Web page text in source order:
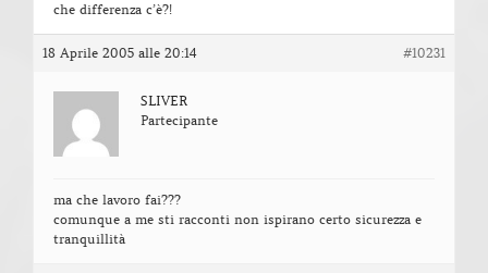
che differenza c’è?!
18 Aprile 2005 alle 20:14 #10231
SLIVER
Partecipante
ma che lavoro fai???
comunque a me sti racconti non ispirano certo sicurezza e
tranquillità